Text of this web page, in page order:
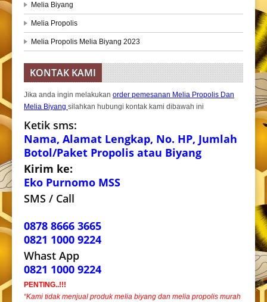
Melia Biyang
Melia Propolis
Melia Propolis Melia Biyang 2023
KONTAK KAMI
Jika anda ingin melakukan order pemesanan Melia Propolis Dan
Melia Biyang silahkan hubungi kontak kami dibawah ini
Ketik sms:
Nama, Alamat Lengkap, No. HP, Jumlah
Botol/Paket Propolis atau Biyang
Kirim ke:
Eko Purnomo MSS
SMS / Call
0878 8666 3665
0821 1000 9224
Whast App
0821 1000 9224
PENTING..!!!
“Kami tidak menjual produk melia biyang dan melia propolis murah